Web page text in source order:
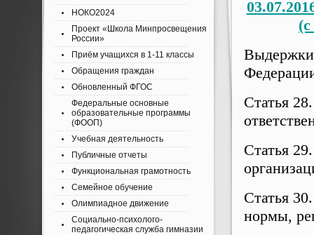
Статья
Статья
Статья
нормы,
НОКО2024
Проект «Школа Минпросвещения
России»
Приём учащихся в 1-11 классы
Обращения граждан
Обновленный ФГОС
Федеральные основные
образовательные программы
(ФООП)
Учебная деятельность
Публичные отчеты
Функциональная грамотность
Семейное обучение
Олимпиадное движение
Социально-психолого-
педагогическая служба гимназии